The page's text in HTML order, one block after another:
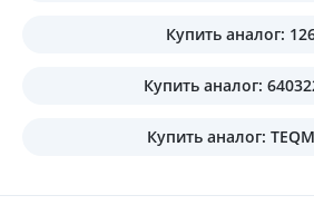
Купить аналог:
Купить аналог:
Купить аналог: